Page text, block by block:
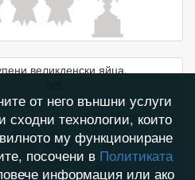
великденски яйца.
от него външни услуги
сходни технологии, които
му функциониране
посочени в Политиката
информация или ако